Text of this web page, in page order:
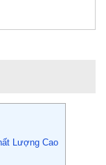
Lượng Cao